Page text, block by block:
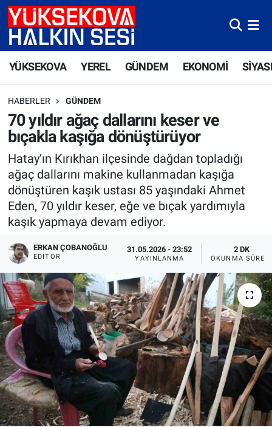
YÜKSEKOVA YEREL GÜNDEM EKONOMİ
HABERLER GÜNDEM
70 yıldır ağaç dallarını keser ve
bıçakla kaşığa dönüştürüyor
Hatay’ın Kırıkhan ilçesinde dağdan topladığı
ağaç dallarını makine kullanmadan kaşığa
dönüştüren kaşık ustası 85 yaşındaki Ahmet
Eden, 70 yıldır keser, eğe ve bıçak yardımıyla
kaşık yapmaya devam ediyor.
ERKAN ÇOBANOĞLU
EDITÖR
31.05.2026 - 23:52
YAYINLANMA
2 DK
OKUNMA SÜRESI
Yüksekova Nöbetçi Eczaneler
Süper Lig Puan Durumu ve Fikstür
Tüm Manşetler
Son Dakika Haberleri
Haber Arşivi